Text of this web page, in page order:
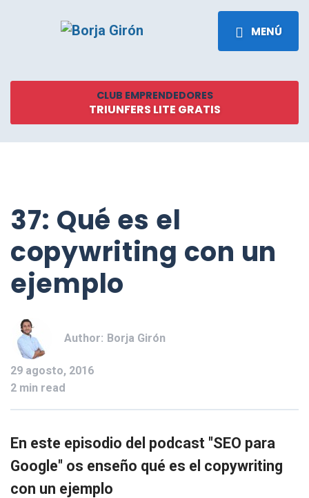
MENÚ
CLUB EMPRENDEDORES
TRIUNFERS LITE GRATIS
37: Qué es el
copywriting con un
ejemplo
Author: Borja Girón
29 agosto, 2016
2 min read
En este episodio del podcast "SEO para
Google" os enseño qué es el copywriting
con un ejemplo